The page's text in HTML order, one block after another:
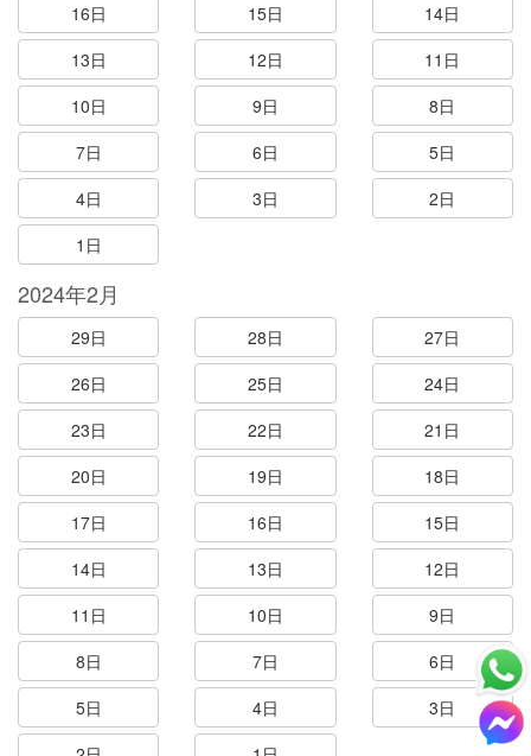
16日
15日
14日
13日
12日
11日
10日
9日
8日
7日
6日
5日
4日
3日
2日
1日
2024年2月
29日 28日
27日
26日
25日
24日
23日
22日
21日
20日
19日
18日
17日
16日
15日
14日
13日
12日
11日
10日
9日
8日
7日
6日
5日
4日
3日